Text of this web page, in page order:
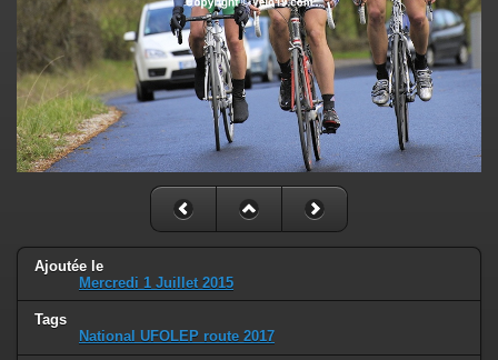
Ajoutée le
Mercredi 1 Juillet 2015
Tags
National UFOLEP route 2017